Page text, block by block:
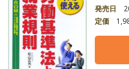
発売日
定価